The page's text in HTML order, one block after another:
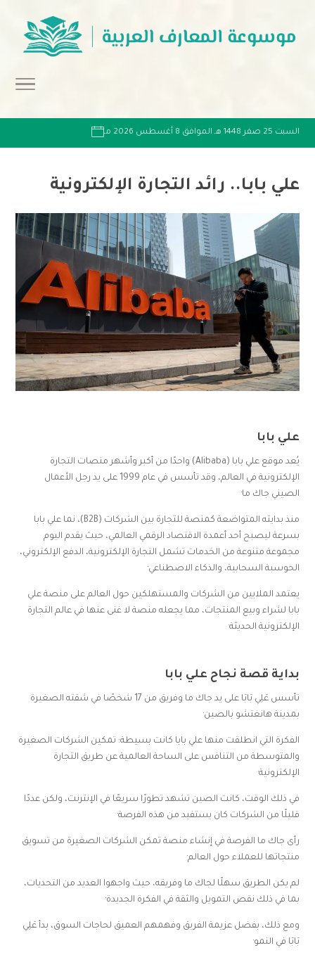
السبت 25 صفر 1448 هـ الموافق 8 أغسطس 2026 مـ
علي بابا.. رائد التجارة الإلكترونية
علي بابا
يُعد موقع علي بابا (Alibaba) واحدًا من أكبر وأشهر منصات التجارة
الإلكترونية في العالم، وقد تأسس في عام 1999 على يد رجل الأعمال
الصيني جاك ما·
منذ بدايته المتواضعة كمنصة للتجارة بين الشركات (B2B)، نما علي بابا
بسرعة ليصبح أحد أعمدة الاقتصاد الرقمي العالمي، حيث يقدم اليوم
مجموعة متنوعة من الخدمات تشمل التجارة الإلكترونية، الدفع الإلكتروني،
الحوسبة السحابية، والذكاء الاصطناعي·
يعتمد الملايين من الشركات والمستهلكين حول العالم على منصة علي
بابا لشراء وبيع المنتجات، مما يجعله منصة لا غنى عنها في عالم التجارة
الإلكترونية الحديثة·
بداية قصة نجاح علي بابا
تأسس عَلِي بَابَا على يد جاك ما وفريق من 17 شخصًا في شقته الصغيرة
بمدينة هانغتشو بالصين·
الفكرة التي انطلقت منها علي بابا كانت بسيطة: تمكين الشركات الصغيرة
والمتوسطة من التنافس على الساحة العالمية عن طريق التجارة
الإلكترونية·
في ذلك الوقت، كانت الصين تشهد تطورًا سريعًا في الإنترنت، ولكن عددًا
قليلًا من الشركات كان يستفيد من هذه الفرصة·
رأى جاك ما الفرصة في إنشاء منصة تمكن الشركات الصغيرة من تسويق
منتجاتها للعملاء حول العالم·
لم يكن الطريق سهلًا لجاك ما وفريقه، حيث واجهوا العديد من التحديات،
بما في ذلك نقص التمويل والثقة في الفكرة الجديدة·
ومع ذلك، بفضل عزيمة الفريق وفهمهم العميق لحاجات السوق، بدأ عَلِي
بَابَا في النمو·